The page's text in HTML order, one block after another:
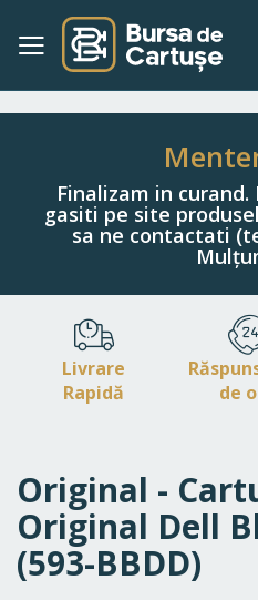
Navigați
Conținut
Finalizam in
gasiti pe site
sa ne contactati
Livrare
Rapidă
de
Original -
Original Dell
(593-BBDD)